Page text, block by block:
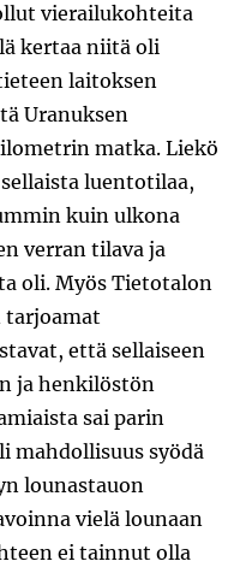
vierailukohteita
kertaa niitä oli
laitoksen
Uranuksen
matka. Liekö
luentotilaa,
kuin ulkona
verran tilava ja
oli. Myös Tietotalon
tarjoamat
että sellaiseen
ja henkilöstön
sai parin
mahdollisuus syödä
lounastauon
vielä lounaan
ei tainnut olla